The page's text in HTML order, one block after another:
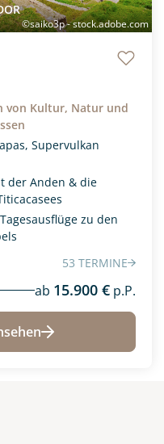
©saiko3p - stock.adobe.com
von Kultur, Natur und
Supervulkan
der Anden & die
zu den
53 TERMINE
ab 15.900 € p.P.